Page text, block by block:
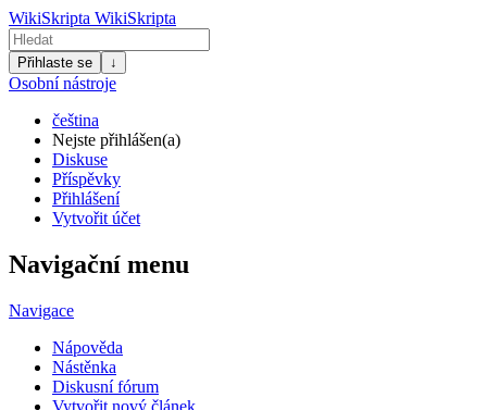
WikiSkripta WikiSkripta
Přihlaste se ↓
Osobní nástroje
čeština
Nejste přihlášen(a)
Diskuse
Příspěvky
Přihlášení
Vytvořit účet
Navigační menu
Navigace
Nápověda
Nástěnka
Diskusní fórum
Vytvořit nový článek